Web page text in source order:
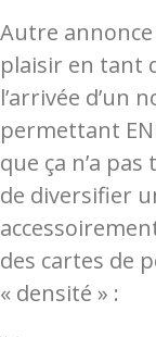
Autre
plaisir en tant
l’arrivée d’un
permettant
que ça n’a
de diversifier
des cartes de
« densité » :